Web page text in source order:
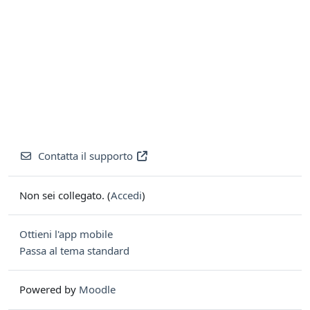
Contatta il supporto
Non sei collegato. (Accedi)
Ottieni l'app mobile
Passa al tema standard
Powered by Moodle